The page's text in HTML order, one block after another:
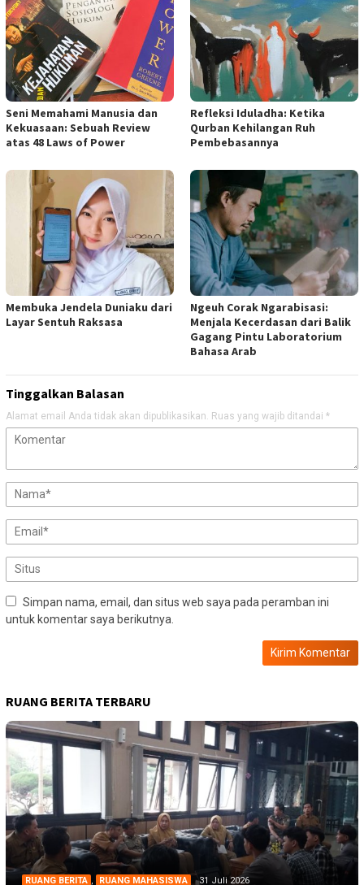
Seni Memahami Manusia dan
Kekuasaan: Sebuah Review
atas 48 Laws of Power
Refleksi Iduladha: Ketika
Qurban Kehilangan Ruh
Pembebasannya
Membuka Jendela Duniaku dari
Layar Sentuh Raksasa
Ngeuh Corak Ngarabisasi:
Menjala Kecerdasan dari Balik
Gagang Pintu Laboratorium
Bahasa Arab
Tinggalkan Balasan
Alamat email Anda tidak akan dipublikasikan. Ruas yang wajib ditandai *
Simpan nama, email, dan situs web saya pada peramban ini
untuk komentar saya berikutnya.
RUANG BERITA TERBARU
RUANG BERITA , RUANG MAHASISWA 31 Juli 2026